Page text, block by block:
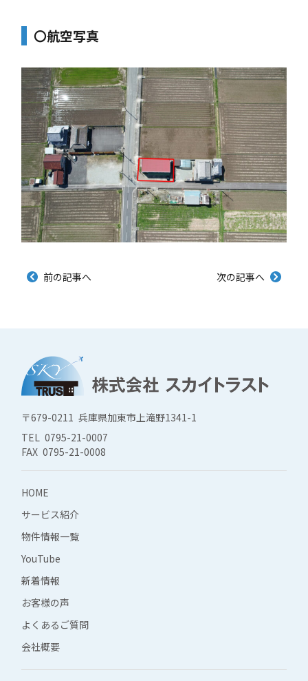
〇航空写真
前の記事へ 次の記事へ
〒679-0211 兵庫県加東市上滝野1341-1
TEL 0795-21-0007
FAX 0795-21-0008
HOME
サービス紹介
物件情報一覧
YouTube
新着情報
お客様の声
よくあるご質問
会社概要